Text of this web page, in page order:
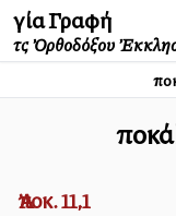
Ἁγία Γραφή
τῆς Ὀρθοδόξου
Ἀποκ. 11,1